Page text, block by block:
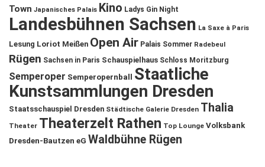
Town Japanisches Palais Kino Ladys Gin Night
Landesbühnen Sachsen La Saxe à Paris
Lesung Loriot Meißen Open Air Palais Sommer Radebeul
Rügen Sachsen in Paris Schauspielhaus Schloss Moritzburg
Semperoper Semperopernball
Staatliche
Kunstsammlungen Dresden
Staatsschauspiel Dresden Städtische Galerie Dresden Thalia
Theater Theaterzelt Rathen Top Lounge Volksbank
Dresden-Bautzen eG Waldbühne Rügen